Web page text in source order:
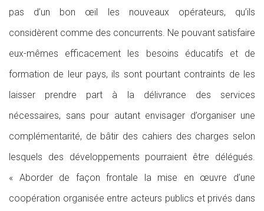
pas d’un bon œil les nouveaux opérateurs, qu’ils
considèrent comme des concurrents. Ne pouvant satisfaire
eux-mêmes efficacement les besoins éducatifs et de
formation de leur pays, ils sont pourtant contraints de les
laisser prendre part à la délivrance des services
nécessaires, sans pour autant envisager d’organiser une
complémentarité, de bâtir des cahiers des charges selon
lesquels des développements pourraient être délégués.
« Aborder de façon frontale la mise en œuvre d’une
coopération organisée entre acteurs publics et privés dans